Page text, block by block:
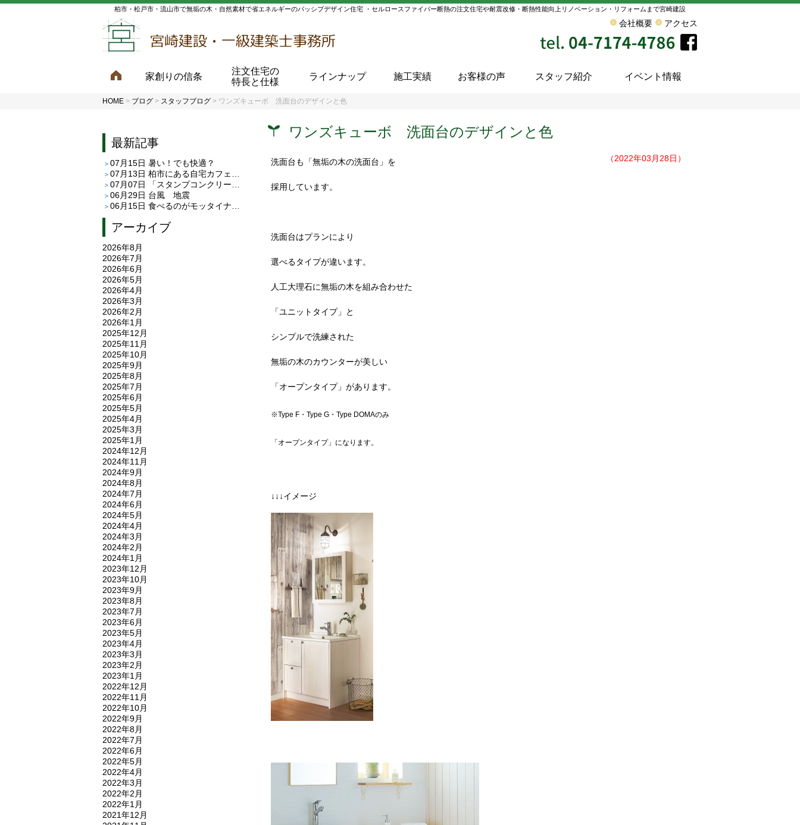
柏市・松戸市・流山市で無垢の木・自然素材で省エネルギーのパッシブデザイン住宅 ・セルロースファイバー断熱の注文住宅や耐震改修・断熱性能向上リノベーション・リフォームまで宮崎建設
会社概要 アクセス
家創りの信条
注文住宅の
特長と仕様
ラインナップ 施工実績 お客様の声 スタッフ紹介 イベント情報
HOME > ブログ > スタッフブログ > ワンズキューボ 洗面台のデザインと色
ワンズキューボ 洗面台のデザインと色
（2022年03月28日）
洗面台も「無垢の木の洗面台」を
採用しています。
洗面台はプランにより
選べるタイプが違います。
人工大理石に無垢の木を組み合わせた
「ユニットタイプ」と
シンプルで洗練された
無垢の木のカウンターが美しい
「オープンタイプ」があります。
※Type F・Type G・Type DOMAのみ
「オープンタイプ」になります。
↓↓↓イメージ
最新記事
07月15日 暑い！でも快適？
07月13日 柏市にある自宅カフェ「café C＆T」さんへ
07月07日
「スタンプコンクリート」と「平田タイルのピエドゥラ」
06月29日 台風 地震
06月15日 食べるのがモッタイナイ
アーカイブ
2026年8月
2026年7月
2026年6月
2026年5月
2026年4月
2026年3月
2026年2月
2026年1月
2025年12月
2025年11月
2025年10月
2025年9月
2025年8月
2025年7月
2025年6月
2025年5月
2025年4月
2025年3月
2025年1月
2024年12月
2024年11月
2024年9月
2024年8月
2024年7月
2024年6月
2024年5月
2024年4月
2024年3月
2024年2月
2024年1月
2023年12月
2023年10月
2023年9月
2023年8月
2023年7月
2023年6月
2023年5月
2023年4月
2023年3月
2023年2月
2023年1月
2022年12月
2022年11月
2022年10月
2022年9月
2022年8月
2022年7月
2022年6月
2022年5月
2022年4月
2022年3月
2022年2月
2022年1月
2021年12月